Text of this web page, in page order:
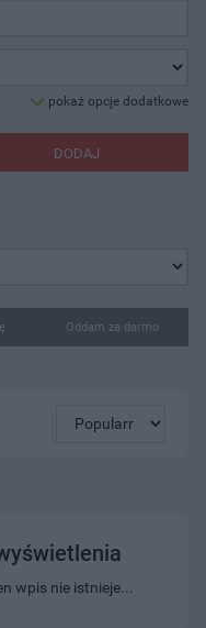
pokaż opcje dodatkowe
DODAJ
Oddam za darmo
wpis nie istnieje...